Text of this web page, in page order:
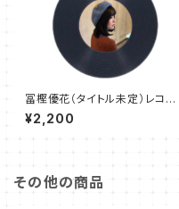
冨樫優花（タイトル未定）レコー
ド型キーホルダー
¥2,200
その他の商品